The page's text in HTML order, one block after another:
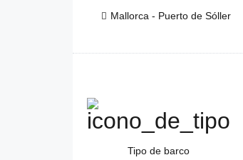
Mallorca - Puerto de Sóller
Tipo de barco